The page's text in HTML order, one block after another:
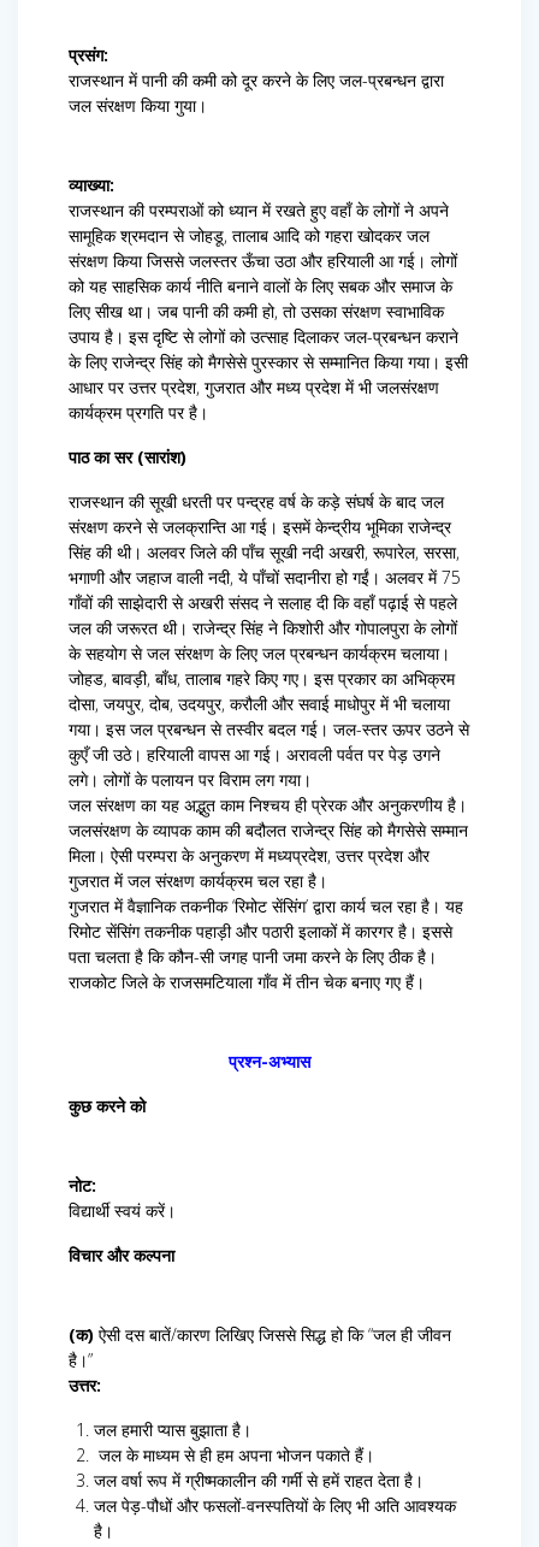
प्रसंग:
राजस्थान में पानी की कमी को दूर करने के लिए जल-प्रबन्धन द्वारा
जल संरक्षण किया गुया।
व्याख्या:
राजस्थान की परम्पराओं को ध्यान में रखते हुए वहाँ के लोगों ने अपने
सामूहिक श्रमदान से जोहडू, तालाब आदि को गहरा खोदकर जल
संरक्षण किया जिससे जलस्तर ऊँचा उठा और हरियाली आ गई। लोगों
को यह साहसिक कार्य नीति बनाने वालों के लिए सबक और समाज के
लिए सीख था। जब पानी की कमी हो, तो उसका संरक्षण स्वाभाविक
उपाय है। इस दृष्टि से लोगों को उत्साह दिलाकर जल-प्रबन्धन कराने
के लिए राजेन्द्र सिंह को मैगसेसे पुरस्कार से सम्मानित किया गया। इसी
आधार पर उत्तर प्रदेश, गुजरात और मध्य प्रदेश में भी जलसंरक्षण
कार्यक्रम प्रगति पर है।
पाठ का सर (सारांश)
राजस्थान की सूखी धरती पर पन्द्रह वर्ष के कड़े संघर्ष के बाद जल
संरक्षण करने से जलक्रान्ति आ गई। इसमें केन्द्रीय भूमिका राजेन्द्र
सिंह की थी। अलवर जिले की पाँच सूखी नदी अखरी, रूपारेल, सरसा,
भगाणी और जहाज वाली नदी, ये पाँचों सदानीरा हो गईं। अलवर में 75
गाँवों की साझेदारी से अखरी संसद ने सलाह दी कि वहाँ पढ़ाई से पहले
जल की जरूरत थी। राजेन्द्र सिंह ने किशोरी और गोपालपुरा के लोगों
के सहयोग से जल संरक्षण के लिए जल प्रबन्धन कार्यक्रम चलाया।
जोहड, बावड़ी, बाँध, तालाब गहरे किए गए। इस प्रकार का अभिक्रम
दोसा, जयपुर, दोब, उदयपुर, करौली और सवाई माधोपुर में भी चलाया
गया। इस जल प्रबन्धन से तस्वीर बदल गई। जल-स्तर ऊपर उठने से
कुएँ जी उठे। हरियाली वापस आ गई। अरावली पर्वत पर पेड़ उगने
लगे। लोगों के पलायन पर विराम लग गया।
जल संरक्षण का यह अद्भुत काम निश्चय ही प्रेरक और अनुकरणीय है।
जलसंरक्षण के व्यापक काम की बदौलत राजेन्द्र सिंह को मैगसेसे सम्मान
मिला। ऐसी परम्परा के अनुकरण में मध्यप्रदेश, उत्तर प्रदेश और
गुजरात में जल संरक्षण कार्यक्रम चल रहा है।
गुजरात में वैज्ञानिक तकनीक ‘रिमोट सेंसिंग’ द्वारा कार्य चल रहा है। यह
रिमोट सेंसिंग तकनीक पहाड़ी और पठारी इलाकों में कारगर है। इससे
पता चलता है कि कौन-सी जगह पानी जमा करने के लिए ठीक है।
राजकोट जिले के राजसमटियाला गाँव में तीन चेक बनाए गए हैं।
प्रश्न-अभ्यास
कुछ करने को
नोट:
विद्यार्थी स्वयं करें।
विचार और कल्पना
(क) ऐसी दस बातें/कारण लिखिए जिससे सिद्ध हो कि “जल ही जीवन
है।”
उत्तर:
जल हमारी प्यास बुझाता है।
जल के माध्यम से ही हम अपना भोजन पकाते हैं।
जल वर्षा रूप में ग्रीष्मकालीन की गर्मी से हमें राहत देता है।
जल पेड़-पौधों और फसलों-वनस्पतियों के लिए भी अति आवश्यक
है।